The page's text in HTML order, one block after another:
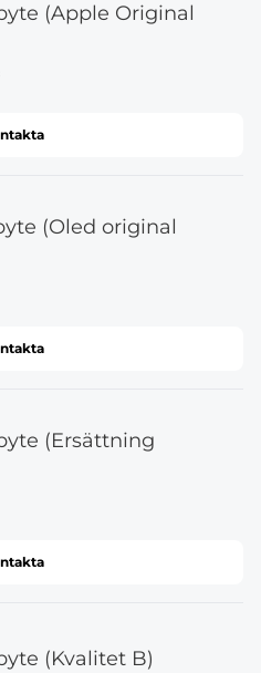
(Apple Original
(Oled original
(Ersättning
(Kvalitet B)